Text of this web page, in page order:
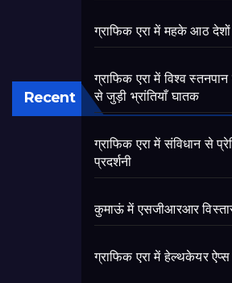
Recent
ग्राफिक एरा में महके आठ
ग्राफिक एरा में विश्व
से जुड़ी भ्रांतियाँ घातक
ग्राफिक एरा में संविधान से
प्रदर्शनी
कुमाऊं में एसजीआरआर
ग्राफिक एरा में हेल्थकेयर